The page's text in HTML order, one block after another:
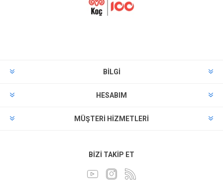
BILGI
HESABIM
MÜŞTERI HIZMETLERI
BIZI TAKIP ET